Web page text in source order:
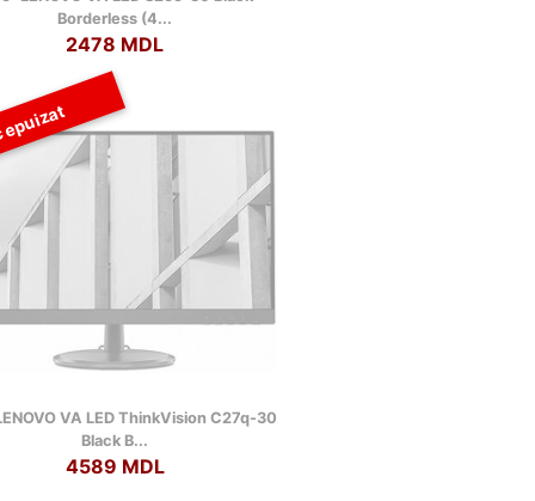
Borderless (4...
2478 MDL
VA LED ThinkVision C27q-30
Black B...
4589 MDL